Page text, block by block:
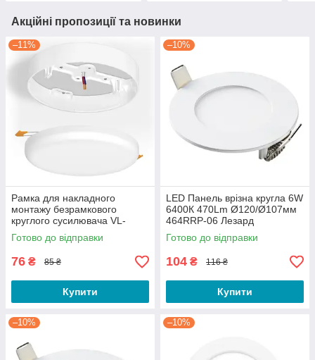
Акційні пропозиції та новинки
–11%
Рамка для накладного
монтажу безрамкового
круглого сусилювача VL-
DLFR-24SF Videx
Готово до відправки
76 ₴ 85 ₴
Купити
–10%
LED Панель врізна кругла 6W
6400К 470Lm Ø120/Ø107мм
464RRP-06 Лезард
Готово до відправки
104 ₴ 116 ₴
Купити
–10% –10%